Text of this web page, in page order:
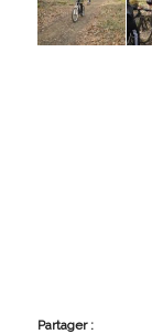
Partager :